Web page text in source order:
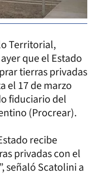
Territorial,
que el Estado
tierras privadas
el 17 de marzo
fiduciario del
(Procrear).
recibe
privadas con el
señaló Scatolini a